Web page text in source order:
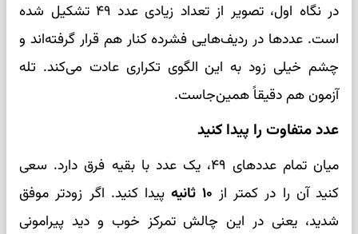
در نگاه اول، تصویر از تعداد زیادی عدد ۴۹ تشکیل شده
است. عددها در ردیف‌هایی فشرده کنار هم قرار گرفته‌اند و
چشم خیلی زود به این الگوی تکراری عادت می‌کند. تله
آزمون هم دقیقاً همین‌جاست.
عدد متفاوت را پیدا کنید
میان تمام عددهای ۴۹، یک عدد با بقیه فرق دارد. سعی
کنید آن را در کمتر از ۱۰ ثانیه
پیدا کنید. اگر زودتر موفق
شدید، یعنی در این چالش تمرکز خوب و دید پیرامونی